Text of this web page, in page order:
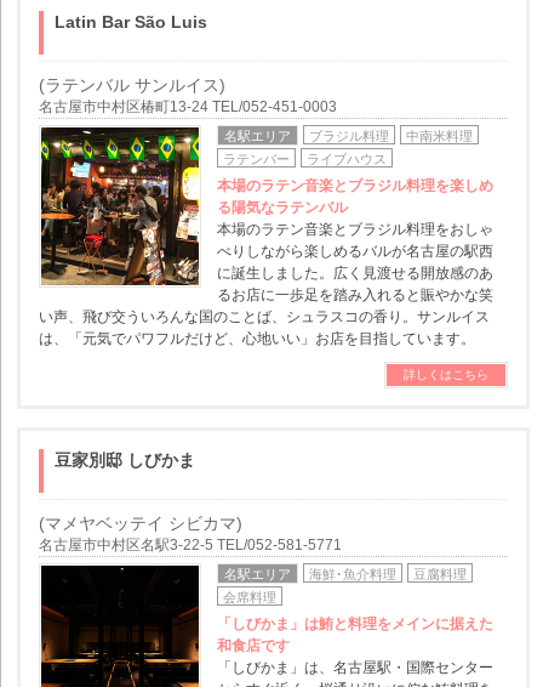
Latin Bar São Luis
(ラテンバル サンルイス)
名古屋市中村区椿町13-24 TEL/052-451-0003
名駅エリア ブラジル料理
中南米料理
ラテンバー
ライブハウス
本場のラテン音楽とブラジル料理を楽しめ
る陽気なラテンバル
本場のラテン音楽とブラジル料理をおしゃ
べりしながら楽しめるバルが名古屋の駅西
に誕生しました。広く見渡せる開放感のあ
るお店に一歩足を踏み入れると賑やかな笑
い声、飛び交ういろんな国のことば、シュラスコの香り。サンルイス
は、「元気でパワフルだけど、心地いい」お店を目指しています。
詳しくはこちら
豆家別邸 しびかま
(マメヤベッテイ シビカマ)
名古屋市中村区名駅3-22-5 TEL/052-581-5771
名駅エリア 海鮮･魚介料理
豆腐料理
会席料理
「しびかま」は鮪と料理をメインに据えた
和食店です
「しびかま」は、名古屋駅・国際センター